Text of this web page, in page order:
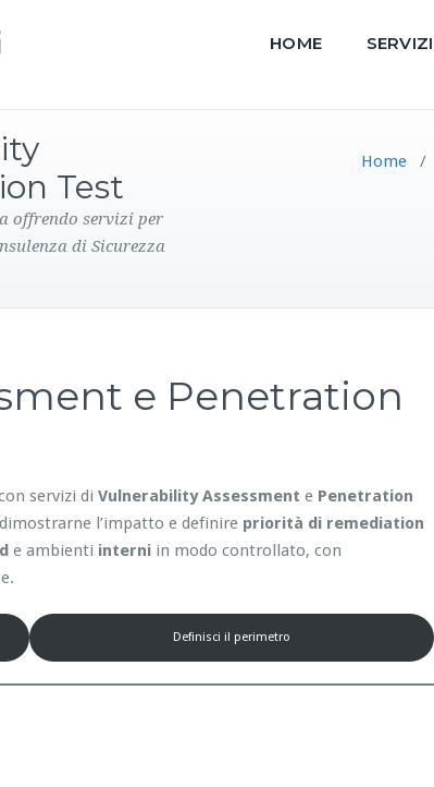
HOME SERVIZI
Test
offrendo servizi per
di Sicurezza
Home /
e Penetration
servizi di Vulnerability Assessment e Penetration
l’impatto e definire priorità di remediation
e ambienti interni in modo controllato, con
Definisci il perimetro